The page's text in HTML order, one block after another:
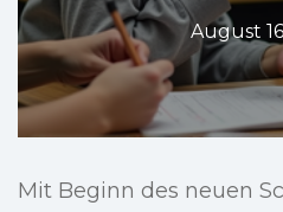
August
Mit Beginn des neuen